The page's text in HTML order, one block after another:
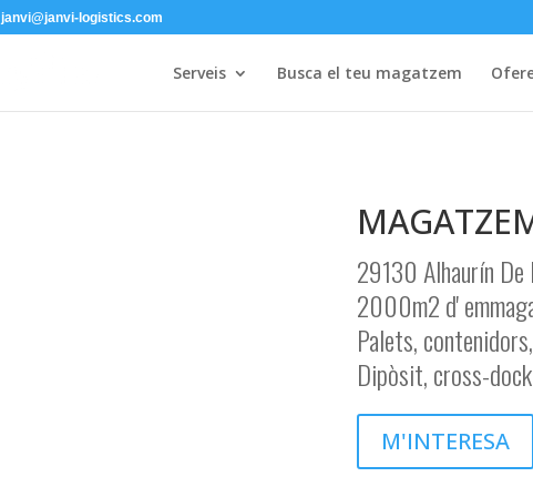
janvi@janvi-logistics.com
Serveis Busca el teu magatzem
29130 Alhaurín De
2000m2 d'
Palets,
Dipòsit, cross-
M'INTERESA